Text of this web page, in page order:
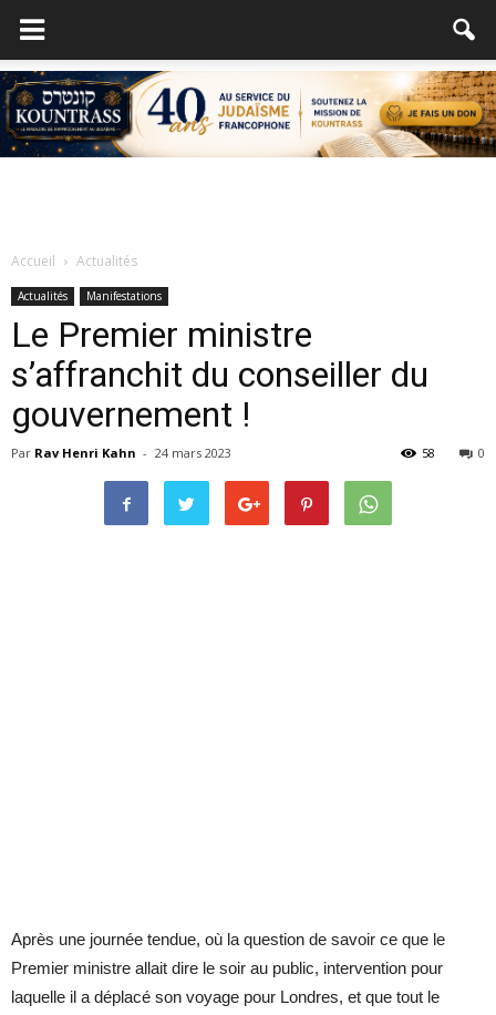
Accueil Actualités
Actualités Manifestations
Le Premier ministre
s’affranchit du conseiller du
gouvernement !
Par Rav Henri Kahn - 24 mars 2023 0
58
Après une journée tendue, où la question de savoir ce que le
Premier ministre allait dire le soir au public, intervention pour
laquelle il a déplacé son voyage pour Londres, et que tout le